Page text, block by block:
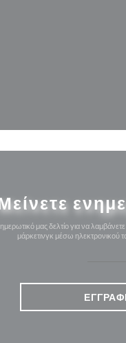
σε νέο παράθυρο))
παράθυρο))
σε νέο παράθυρο))
μας δελτίο για να
μάρκετινγκ μέσω ηλεκτρονικού